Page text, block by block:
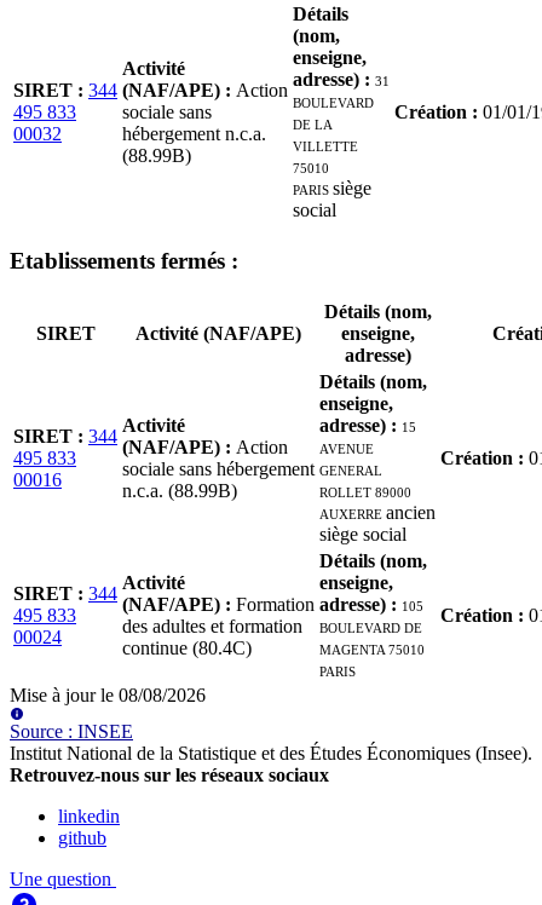
SIRET : 344
495 833
00032
Activité
(NAF/APE) : Action
sociale sans
hébergement n.c.a.
(88.99B)
Détails
(nom,
enseigne,
adresse) : 31
BOULEVARD
DE LA
VILLETTE
75010
PARISsiège
social
Création : 01/01/
Etablissements fermés :
SIRET Activité (NAF/APE)
Détails (nom,
enseigne,
adresse)
SIRET : 344
495 833
00016
Activité
(NAF/APE) : Action
sociale sans hébergement
n.c.a. (88.99B)
Détails (nom,
enseigne,
adresse) : 15
AVENUE
GENERAL
ROLLET 89000
AUXERREancien
siège social
Création :
SIRET : 344
495 833
00024
Activité
(NAF/APE) : Formation
des adultes et formation
continue (80.4C)
Détails (nom,
enseigne,
adresse) : 105
BOULEVARD DE
MAGENTA 75010
PARIS
Création :
Mise à jour le 08/08/2026
Source : INSEE
Institut National de la Statistique et des Études Économiques (Insee).
Retrouvez-nous sur les réseaux sociaux
linkedin
github
Une question